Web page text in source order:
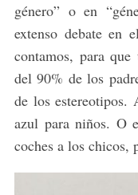
género” o en
extenso debate en
contamos, para
del 90% de los
de los estereotipos.
azul para niños. O
coches a los chicos,